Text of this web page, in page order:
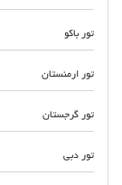
تور باکو
تور ارمنستان
تور گرجستان
تور دبی